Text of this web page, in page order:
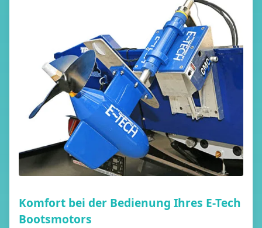
Komfort bei der Bedienung Ihres E-Tech
Bootsmotors